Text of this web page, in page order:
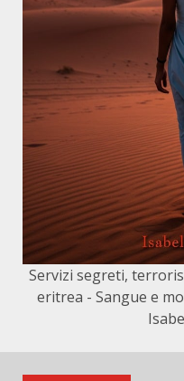
Servizi segreti,
eritrea - Sangue e